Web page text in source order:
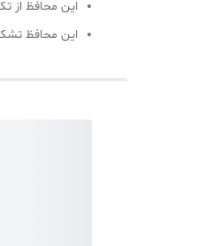
این محافظ از
این محافظ